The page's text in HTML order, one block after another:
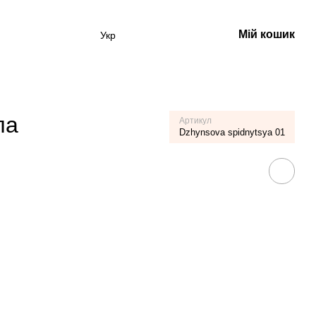
Укр Мій кошик
Артикул
Dzhynsova spidnytsya 01